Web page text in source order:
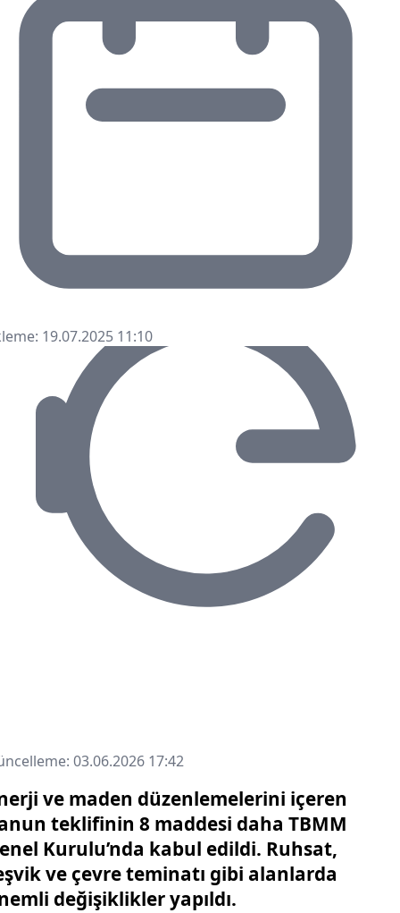
19.07.2025 11:10
03.06.2026 17:42
ve maden düzenlemelerini içeren
teklifinin 8 maddesi daha TBMM
Kurulu’nda kabul edildi. Ruhsat,
ve çevre teminatı gibi alanlarda
değişiklikler yapıldı.